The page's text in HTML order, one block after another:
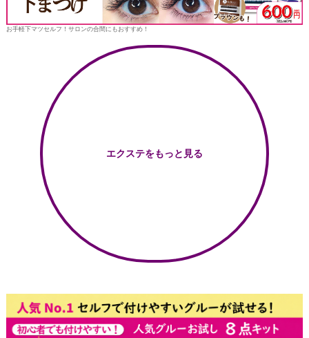
お手軽下マツセルフ！サロンの合間にもおすすめ！
エクステをもっと見る